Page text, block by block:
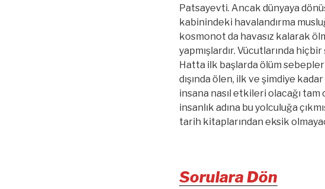
Patsayevti. Ancak dünyaya
kabinindeki havalandırma
kosmonot da havasız kalarak
yapmışlardır. Vücutlarında
Hatta ilk başlarda ölüm
dışında ölen, ilk ve şimdiye
insana nasıl etkileri olacağı
insanlık adına bu yolculuğa
tarih kitaplarından eksik
Sorulara Dön